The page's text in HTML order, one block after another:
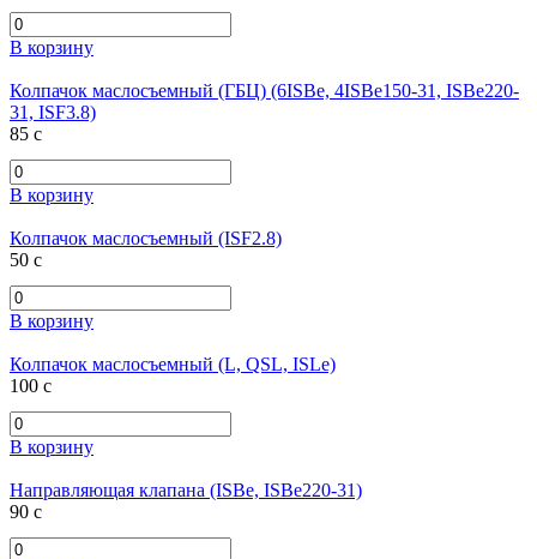
В корзину
Колпачок маслосъемный (ГБЦ) (6ISBe, 4ISBe150-31, ISBe220-
31, ISF3.8)
85 c
В корзину
Колпачок маслосъемный (ISF2.8)
50 c
В корзину
Колпачок маслосъемный (L, QSL, ISLe)
100 c
В корзину
Направляющая клапана (ISBe, ISBe220-31)
90 c